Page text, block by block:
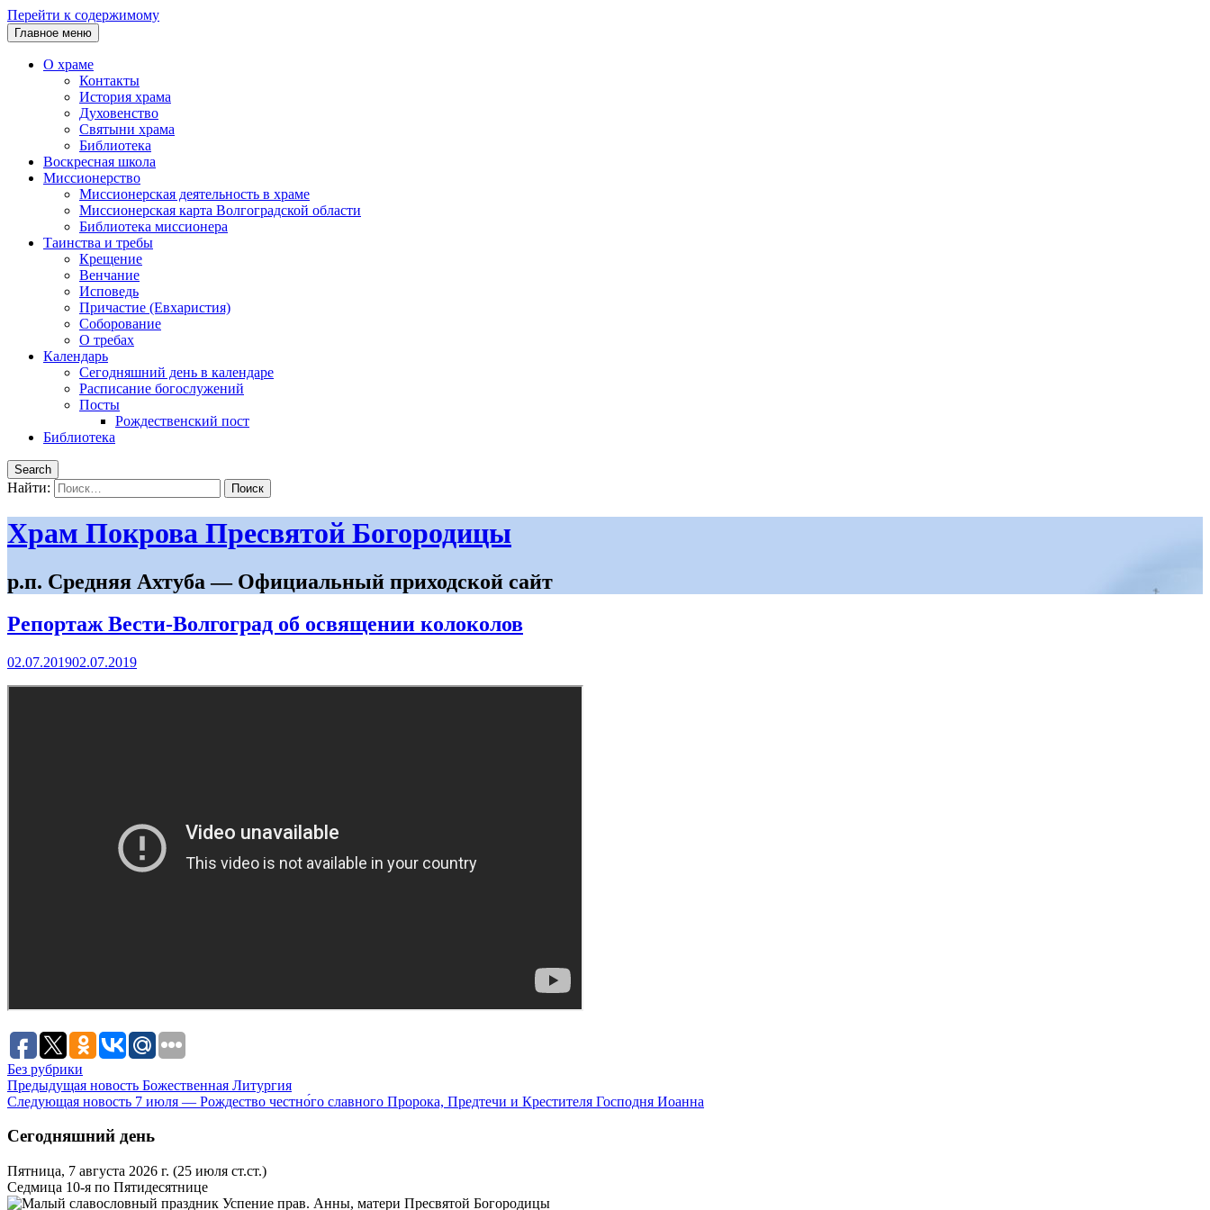
Перейти к содержимому
Главное меню
О храме
Контакты
История храма
Духовенство
Святыни храма
Библиотека
Воскресная школа
Миссионерство
Миссионерская деятельность в храме
Миссионерская карта Волгоградской области
Библиотека миссионера
Таинства и требы
Крещение
Венчание
Исповедь
Причастие (Евхаристия)
Соборование
О требах
Календарь
Сегодняшний день в календаре
Расписание богослужений
Посты
Рождественский пост
Библиотека
Search
Найти:
Храм Покрова Пресвятой Богородицы
р.п. Средняя Ахтуба — Официальный приходской сайт
Репортаж Вести-Волгоград об освящении колоколов
02.07.201902.07.2019
Без рубрики
Предыдущая новость Божественная Литургия
Следующая новость 7 июля — Рождество честно́го славного Пророка, Предтечи и Крестителя Господня Иоанна
Сегодняшний день
Пятница, 7 августа 2026 г. (25 июля ст.ст.)
Седмица 10-я по Пятидесятнице
Успение прав. Анны, матери Пресвятой Богородицы